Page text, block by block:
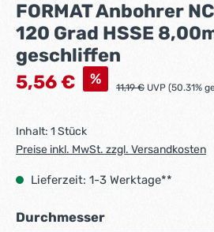
FORMAT Anbohrer
120 Grad HSSE
geschliffen
Verkaufspreis:
5,56 € % Regulärer Preis:
11,19 € UVP (50.31%
Inhalt: 1 Stück
Preise inkl. MwSt. zzgl. Versandkosten
Lieferzeit: 1-3 Werktage**
Durchmesserauswählen